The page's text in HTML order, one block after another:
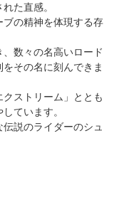
た直感。
の精神を体現する存
数々の名高いロード
その名に刻んできま
ストリーム」ととも
ています。
説のライダーのシュ